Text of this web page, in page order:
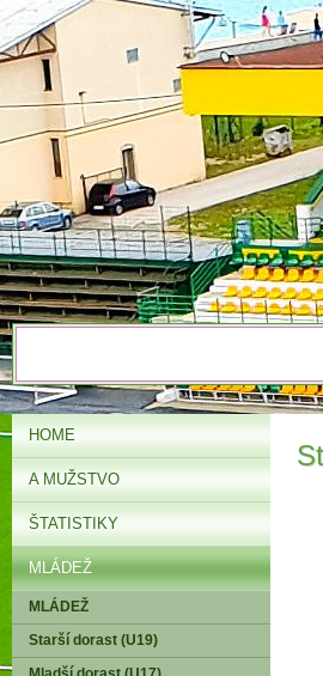
HOME
A MUŽSTVO
ŠTATISTIKY
MLÁDEŽ
MLÁDEŽ
Starší dorast (U19)